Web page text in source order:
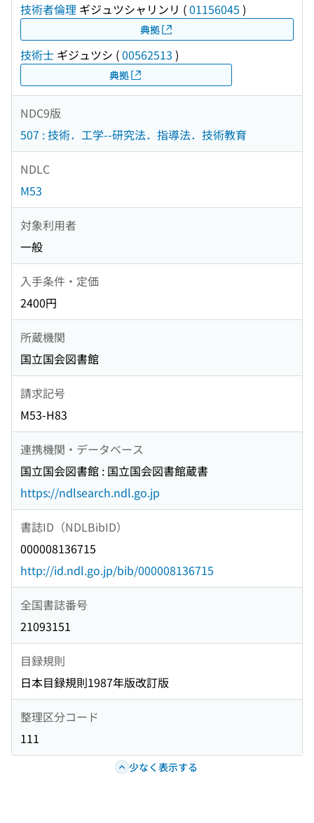
技術者倫理 ギジュツシャリンリ (01156045 )
典拠
技術士 ギジュツシ (00562513 )
典拠
NDC9版
507 : 技術．工学--研究法．指導法．技術教育
NDLC
M53
対象利用者
一般
入手条件・定価
2400円
所蔵機関
国立国会図書館
請求記号
M53-H83
連携機関・データベース
国立国会図書館 : 国立国会図書館蔵書
https://ndlsearch.ndl.go.jp
書誌ID（NDLBibID）
000008136715
http://id.ndl.go.jp/bib/000008136715
全国書誌番号
21093151
目録規則
日本目録規則1987年版改訂版
整理区分コード
111
少なく表示する